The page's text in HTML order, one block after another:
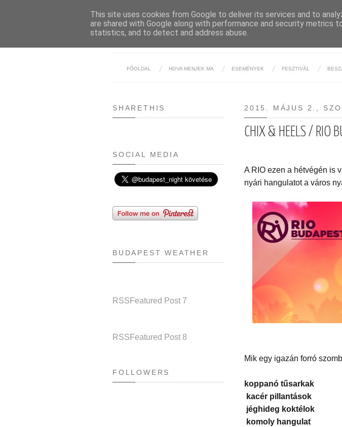
FŐOLDAL HOVA MENJEK MA ESEMÉNYEK FESZTIVÁL
2015. MÁJUS 2.,
CHIX & HEELS / RIO
A RIO ezen a hétvégén is
nyári hangulatot a város
Mik egy igazán forró
koppanó tűsarkak
kacér pillantások
jéghideg koktélok
komoly hangulat
SHARETHIS
SOCIAL MEDIA
BUDAPEST WEATHER
RSS Featured Post 7
RSS Featured Post 8
FOLLOWERS
This site uses cookies from Google to deliver its services and to
are shared with Google along with performance and security metrics
statistics, and to detect and address abuse.